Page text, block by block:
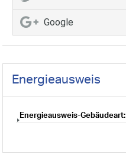
Google
Energieausweis
Energieausweis-Gebäudeart: